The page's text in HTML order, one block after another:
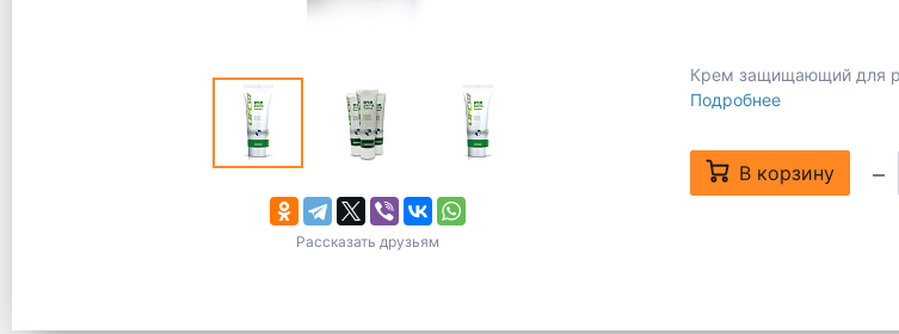
Рассказать друзьям
Крем защищающий для
Подробнее
В корзину